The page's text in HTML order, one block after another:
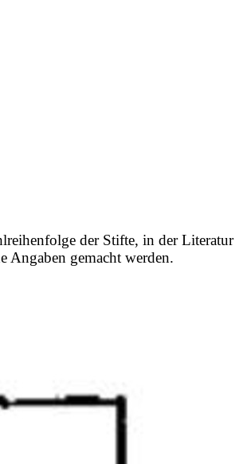
der Stifte, in der Literatur
Angaben gemacht werden.